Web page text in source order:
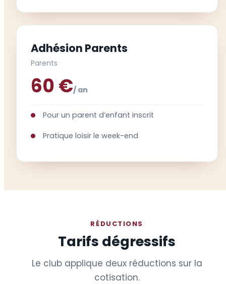
Adhésion Parents
Parents
60 €/ an
Pour un parent d’enfant inscrit
Pratique loisir le week-end
RÉDUCTIONS
Tarifs dégressifs
Le club applique deux réductions sur la
cotisation.